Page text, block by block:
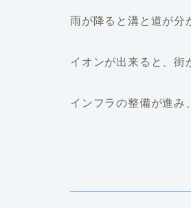
雨が降ると溝と道が分
イオンが出来ると、街
インフラの整備が進み